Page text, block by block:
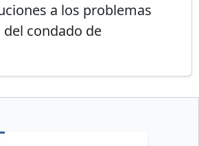
a los problemas
condado de